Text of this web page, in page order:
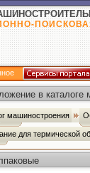
в каталоге
машиностроения
для термической